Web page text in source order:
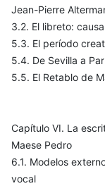
Jean-Pierre
3.2. El libreto:
5.3. El período
5.4. De Sevilla a
5.5. El Retablo de
Capítulo VI. La
Maese Pedro
6.1. Modelos
vocal